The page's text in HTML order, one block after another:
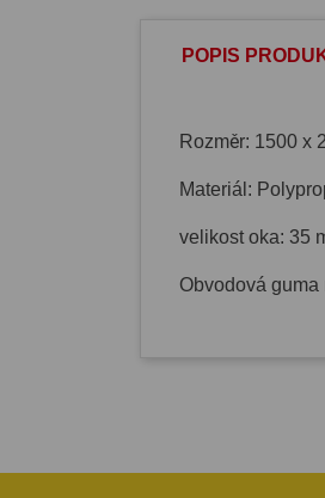
POPIS
Rozměr: 1500 x
Materiál:
velikost oka: 35
Obvodová guma